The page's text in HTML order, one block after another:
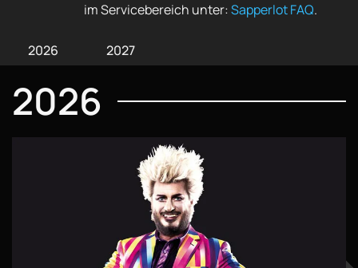
im Servicebereich unter:Sapperlot FAQ.
2026 2027
2026